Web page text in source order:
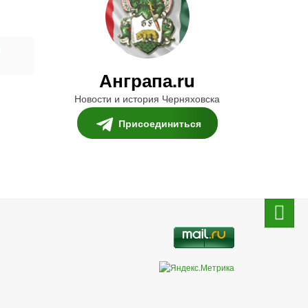
Анграпа.ru
Новости и история Черняховска
Присоединиться